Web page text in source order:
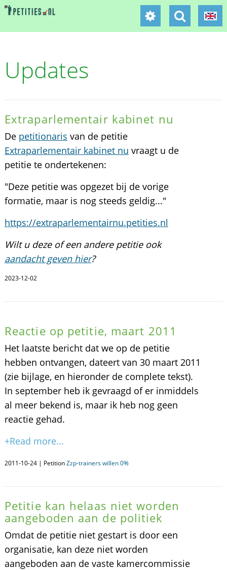
Updates
Extraparlementair kabinet nu
De petitionaris van de petitie
Extraparlementair kabinet nu vraagt u de
petitie te ondertekenen:
"Deze petitie was opgezet bij de vorige
formatie, maar is nog steeds geldig..."
https://extraparlementairnu.petities.nl
Wilt u deze of een andere petitie ook
aandacht geven hier?
2023-12-02
Reactie op petitie, maart 2011
Het laatste bericht dat we op de petitie
hebben ontvangen, dateert van 30 maart 2011
(zie bijlage, en hieronder de complete tekst).
In september heb ik gevraagd of er inmiddels
al meer bekend is, maar ik heb nog geen
reactie gehad.
+Read more...
2011-10-24 | PetitionZzp-trainers willen 0%
Petitie kan helaas niet worden
aangeboden aan de politiek
Omdat de petitie niet gestart is door een
organisatie, kan deze niet worden
aangeboden aan de vaste kamercommissie